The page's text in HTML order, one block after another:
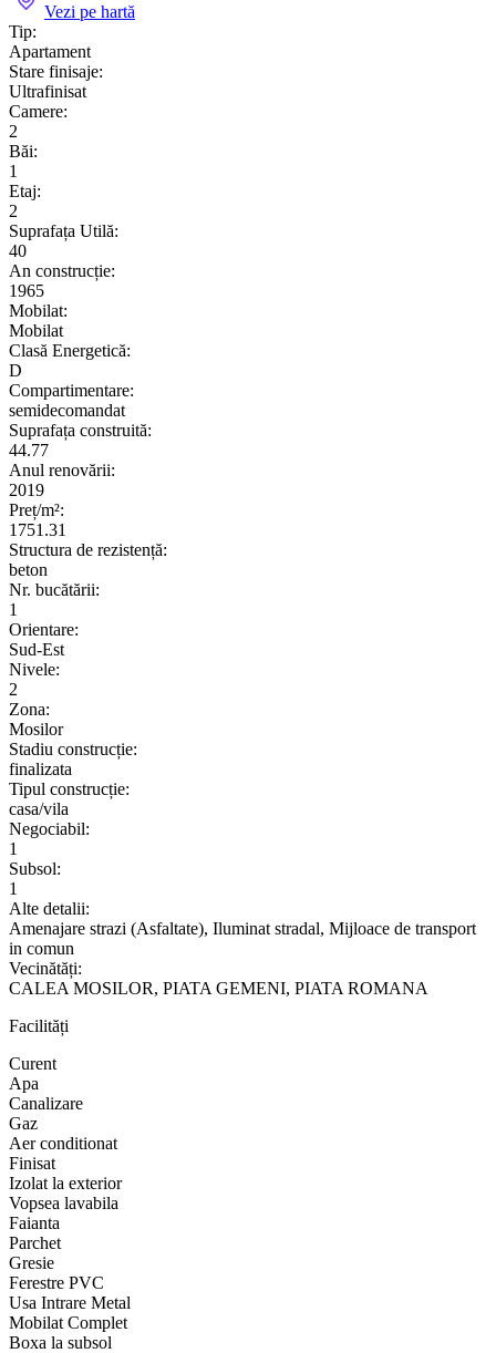
Vezi pe hartă
Tip:
Apartament
Stare finisaje:
Ultrafinisat
Camere:
2
Băi:
1
Etaj:
2
Suprafața Utilă:
40
An construcție:
1965
Mobilat:
Mobilat
Clasă Energetică:
D
Compartimentare:
semidecomandat
Suprafața construită:
44.77
Anul renovării:
2019
Preț/m²:
1751.31
Structura de rezistență:
beton
Nr. bucătării:
1
Orientare:
Sud-Est
Nivele:
2
Zona:
Mosilor
Stadiu construcție:
finalizata
Tipul construcție:
casa/vila
Negociabil:
1
Subsol:
1
Alte detalii:
Amenajare strazi (Asfaltate), Iluminat stradal, Mijloace de transport
in comun
Vecinătăți:
CALEA MOSILOR, PIATA GEMENI, PIATA ROMANA
Facilități
Curent
Apa
Canalizare
Gaz
Aer conditionat
Finisat
Izolat la exterior
Vopsea lavabila
Faianta
Parchet
Gresie
Ferestre PVC
Usa Intrare Metal
Mobilat Complet
Boxa la subsol